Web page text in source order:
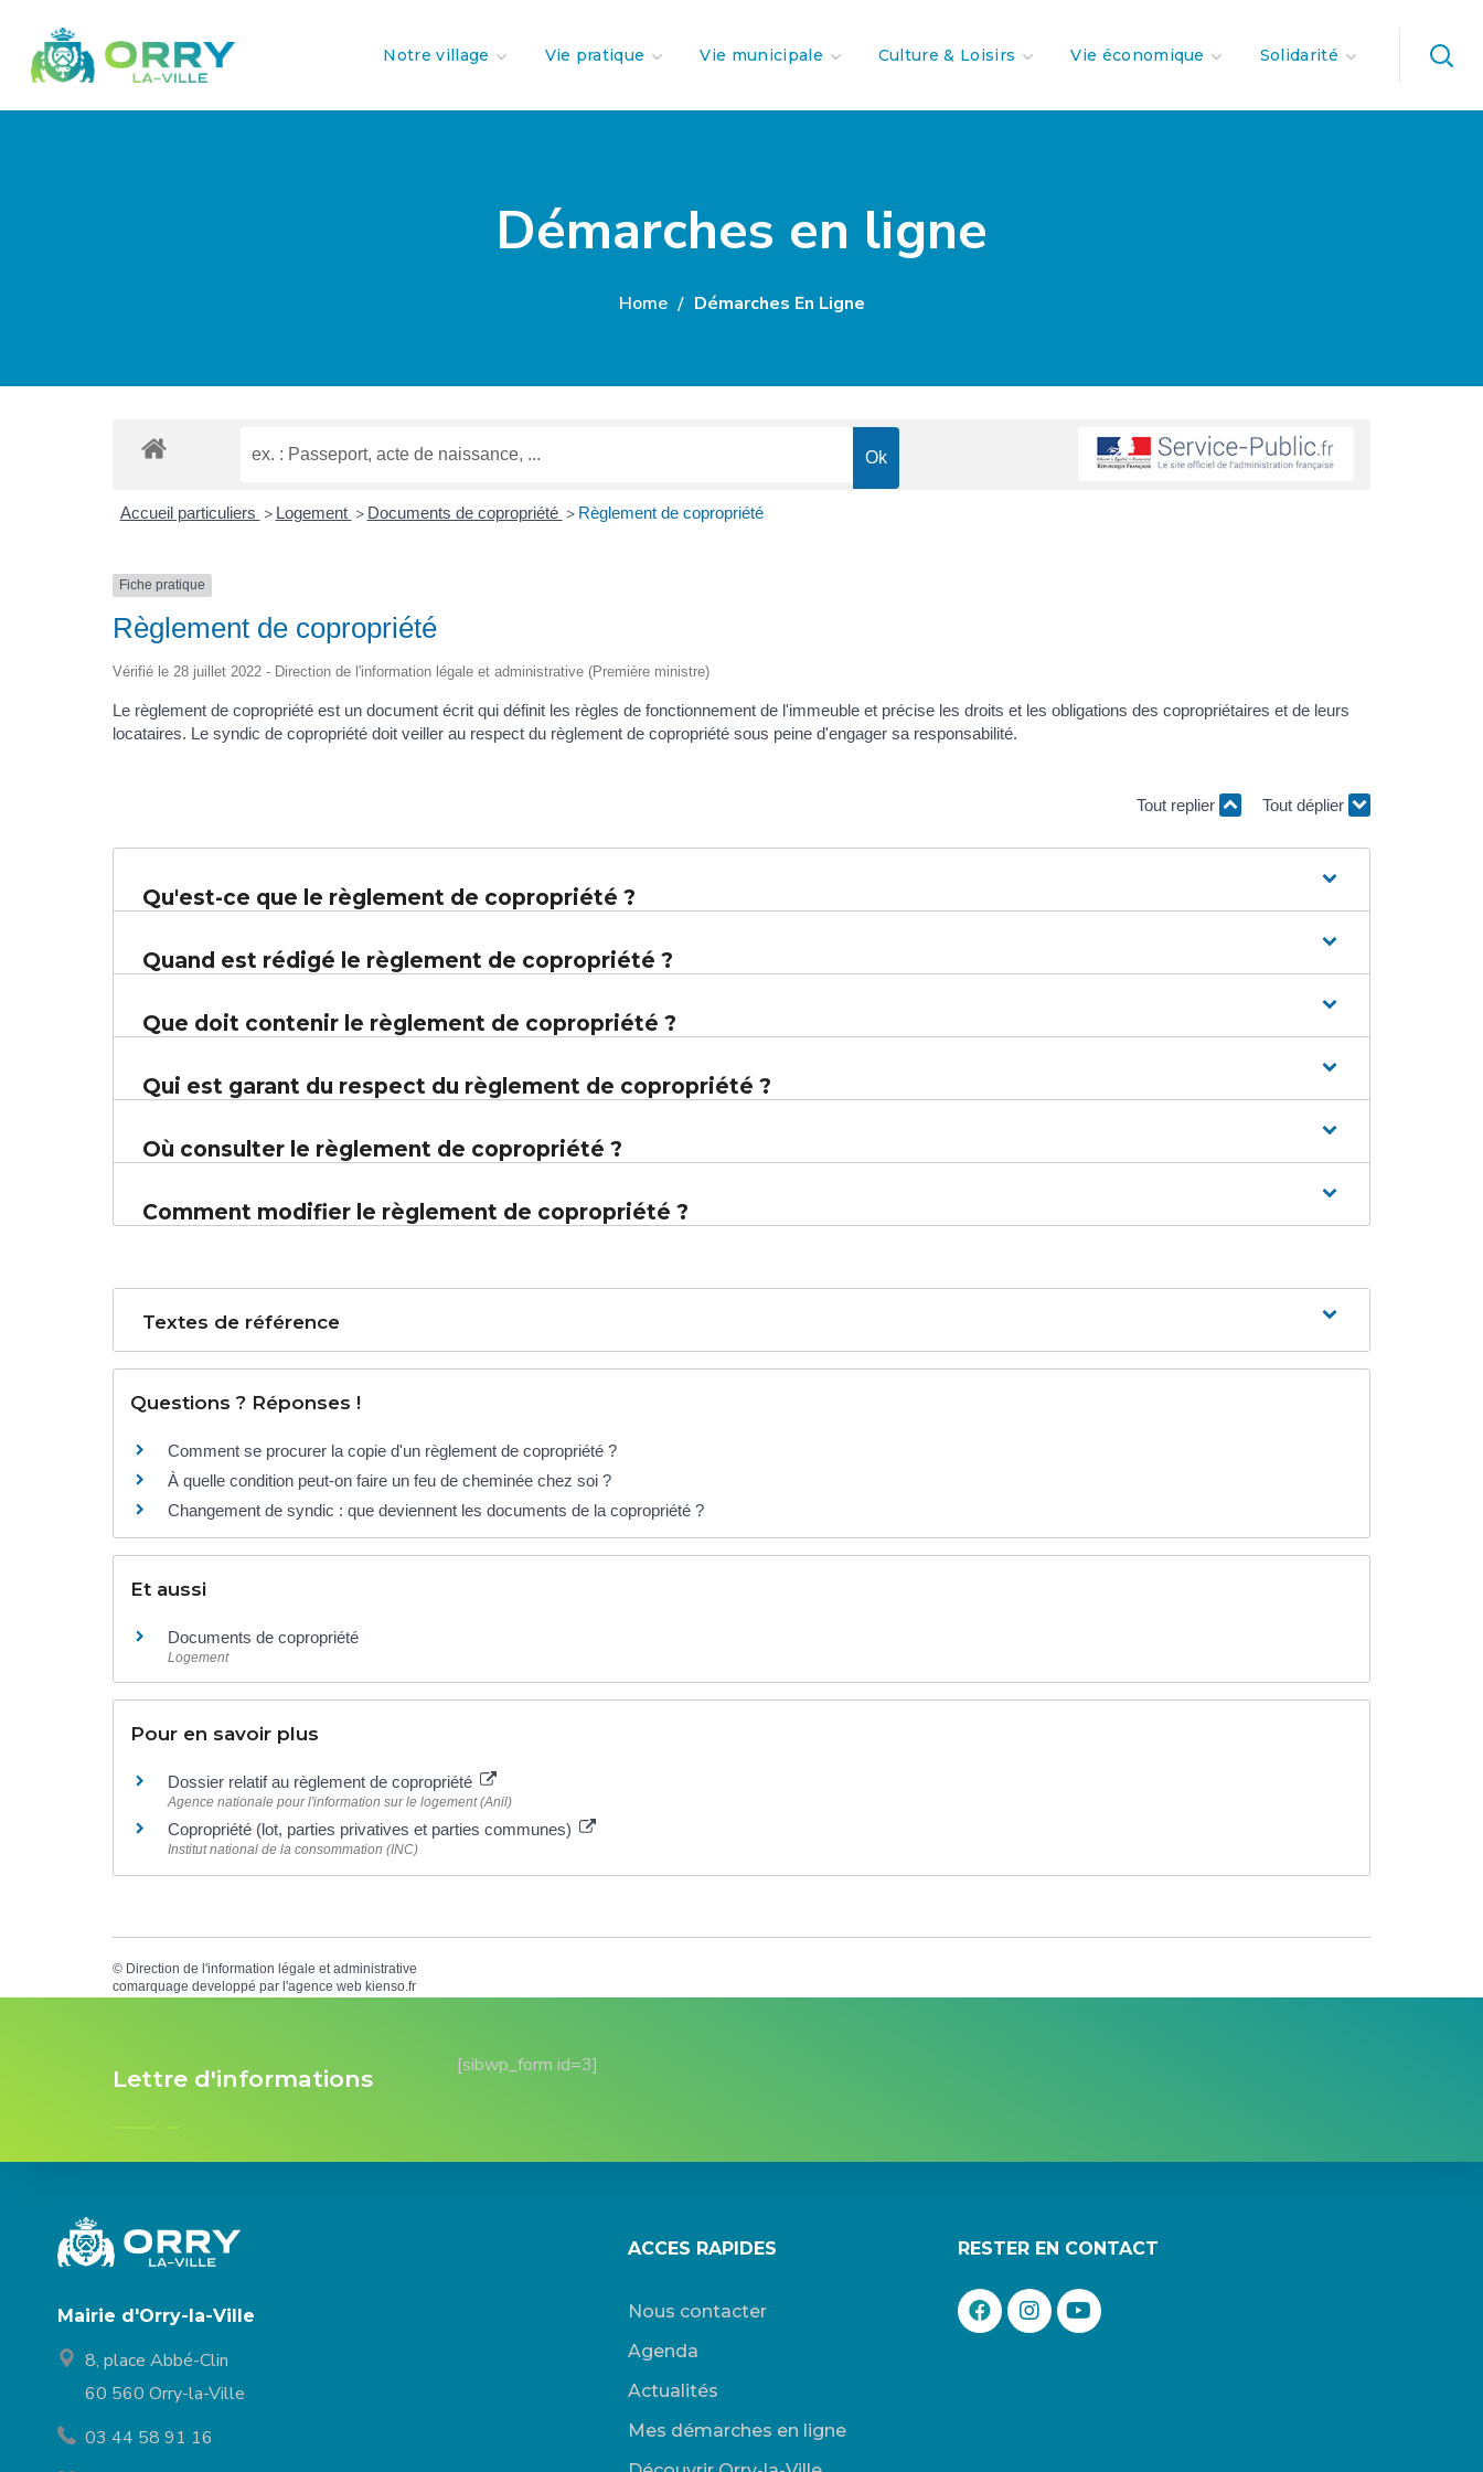
Notre village Vie pratique Vie municipale Culture & Loisirs Vie économique Solidarité
Démarches en ligne
Home Démarches En Ligne
Accueil particuliers > Logement > Documents de copropriété > Règlement de copropriété
Fiche pratique
Règlement de copropriété
Vérifié le 28 juillet 2022 - Direction de l'information légale et administrative (Première ministre)
Le règlement de copropriété est un document écrit qui définit les règles de fonctionnement de l'immeuble et précise les droits et les obligations des copropriétaires et de leurs
locataires. Le syndic de copropriété doit veiller au respect du règlement de copropriété sous peine d'engager sa responsabilité.
Tout replier Tout déplier
Qu'est-ce que le règlement de copropriété ?
Quand est rédigé le règlement de copropriété ?
Que doit contenir le règlement de copropriété ?
Qui est garant du respect du règlement de copropriété ?
Où consulter le règlement de copropriété ?
Comment modifier le règlement de copropriété ?
Textes de référence
Questions ? Réponses !
Comment se procurer la copie d'un règlement de copropriété ?
À quelle condition peut-on faire un feu de cheminée chez soi ?
Changement de syndic : que deviennent les documents de la copropriété ?
Et aussi
Documents de copropriété
Logement
Pour en savoir plus
Dossier relatif au règlement de copropriété
Agence nationale pour l'information sur le logement (Anil)
Copropriété (lot, parties privatives et parties communes)
Institut national de la consommation (INC)
© Direction de l'information légale et administrative
comarquage developpé par l'agence web kienso.fr
Lettre d'informations [sibwp_form id=3]
Mairie d'Orry-la-Ville
8, place Abbé-Clin
60 560 Orry-la-Ville
03 44 58 91 16
ACCES RAPIDES
Nous contacter
Agenda
Actualités
Mes démarches en ligne
RESTER EN CONTACT